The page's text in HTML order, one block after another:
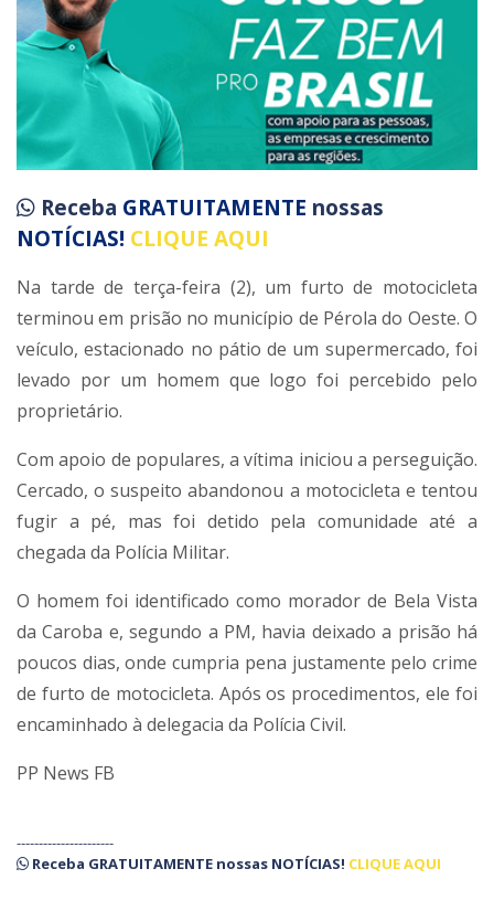
Receba GRATUITAMENTE nossas
NOTÍCIAS! CLIQUE AQUI
Na tarde de terça-feira (2), um furto de motocicleta
terminou em prisão no município de Pérola do Oeste. O
veículo, estacionado no pátio de um supermercado, foi
levado por um homem que logo foi percebido pelo
proprietário.
Com apoio de populares, a vítima iniciou a perseguição.
Cercado, o suspeito abandonou a motocicleta e tentou
fugir a pé, mas foi detido pela comunidade até a
chegada da Polícia Militar.
O homem foi identificado como morador de Bela Vista
da Caroba e, segundo a PM, havia deixado a prisão há
poucos dias, onde cumpria pena justamente pelo crime
de furto de motocicleta. Após os procedimentos, ele foi
encaminhado à delegacia da Polícia Civil.
PP News FB
----------------------
Receba GRATUITAMENTE nossas NOTÍCIAS! CLIQUE AQUI